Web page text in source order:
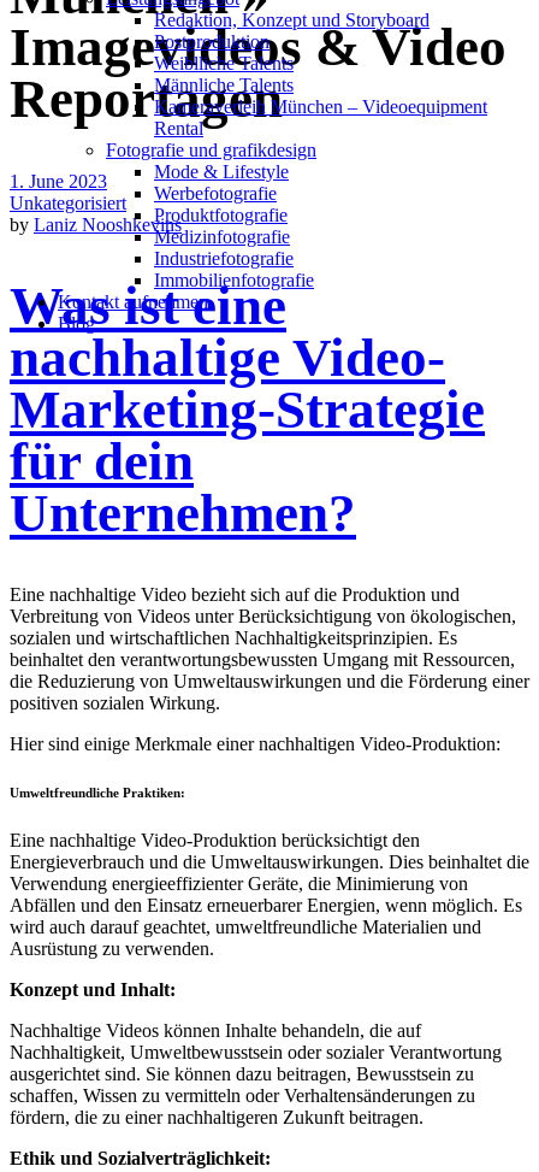
Redak­ti­on, Kon­zept und Storyboard
Post­pro­duk­ti­on
Weiblliche Talents
Männliche Talents
Kameraverleih München – Videoequipment
Rental
Fotografie und grafikdesign
Mode & Lifestyle
Werbefotografie
Produktfotografie
Medizinfotografie
Industriefotografie
Immobilienfotografie
Kontakt aufnehmen
Blog
Imagevideos & Video
Reportagen
1. June 2023
Unkategorisiert
by Laniz Nooshkevins
Was ist eine
nachhaltige Video-
Marketing-Strategie
für dein
Unternehmen?
Eine nachhaltige Video bezieht sich auf die Produktion und
Verbreitung von Videos unter Berücksichtigung von ökologischen,
sozialen und wirtschaftlichen Nachhaltigkeitsprinzipien. Es
beinhaltet den verantwortungsbewussten Umgang mit Ressourcen,
die Reduzierung von Umweltauswirkungen und die Förderung einer
positiven sozialen Wirkung.
Hier sind einige Merkmale einer nachhaltigen Video-Produktion:
Umweltfreundliche Praktiken:
Eine nachhaltige Video-Produktion berücksichtigt den
Energieverbrauch und die Umweltauswirkungen. Dies beinhaltet die
Verwendung energieeffizienter Geräte, die Minimierung von
Abfällen und den Einsatz erneuerbarer Energien, wenn möglich. Es
wird auch darauf geachtet, umweltfreundliche Materialien und
Ausrüstung zu verwenden.
Konzept und Inhalt:
Nachhaltige Videos können Inhalte behandeln, die auf
Nachhaltigkeit, Umweltbewusstsein oder sozialer Verantwortung
ausgerichtet sind. Sie können dazu beitragen, Bewusstsein zu
schaffen, Wissen zu vermitteln oder Verhaltensänderungen zu
fördern, die zu einer nachhaltigeren Zukunft beitragen.
Ethik und Sozialverträglichkeit: